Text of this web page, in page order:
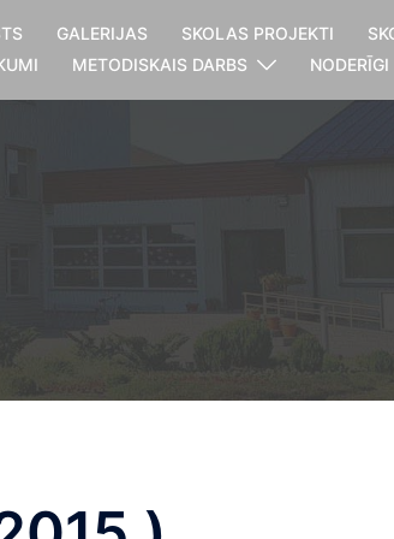
GALERIJAS SKOLAS PROJEKTI
METODISKAIS DARBS NODERĪGI